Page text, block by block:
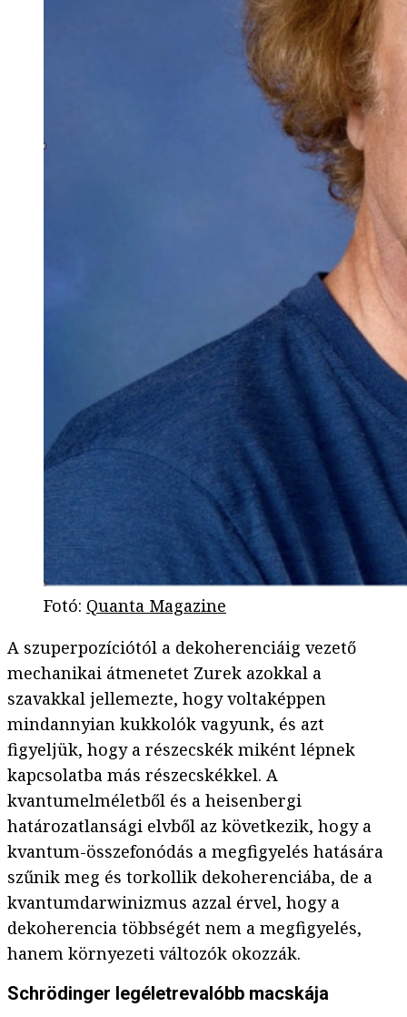
Fotó: Quanta Magazine
A szuperpozíciótól a dekoherenciáig vezető
mechanikai átmenetet Zurek azokkal a
szavakkal jellemezte, hogy voltaképpen
mindannyian kukkolók vagyunk, és azt
figyeljük, hogy a részecskék miként lépnek
kapcsolatba más részecskékkel. A
kvantumelméletből és a heisenbergi
határozatlansági elvből az következik, hogy a
kvantum-összefonódás a megfigyelés hatására
szűnik meg és torkollik dekoherenciába, de a
kvantumdarwinizmus azzal érvel, hogy a
dekoherencia többségét nem a megfigyelés,
hanem környezeti változók okozzák.
Schrödinger legéletrevalóbb macskája